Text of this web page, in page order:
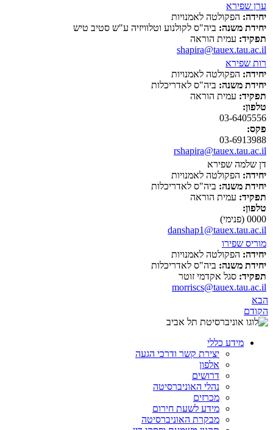
ערן שפירא
יחידה: הפקולטה לאמנויות
יחידת משנה: ביה"ס לקולנוע וטלוויזיה ע"ש סטיב טיש
תפקיד: עמית הוראה
shapira@tauex.tau.ac.il
רות שפירא
יחידה: הפקולטה לאמנויות
יחידת משנה: ביה"ס לאדריכלות
תפקיד: עמית הוראה
טלפון:
03-6405556
פקס:
03-6913988
rshapira@tauex.tau.ac.il
דן שלמה שפירא
יחידה: הפקולטה לאמנויות
יחידת משנה: ביה"ס לאדריכלות
תפקיד: עמית הוראה
טלפון:
0000 (פנימי)
danshap1@tauex.tau.ac.il
מוריס שפירו
יחידה: הפקולטה לאמנויות
יחידת משנה: ביה"ס לאדריכלות
תפקיד: סגל אקדמי זוטר
morriscs@tauex.tau.ac.il
הבא
הקודם
מידע כללי
יצירת קשר ודרכי הגעה
אלפון
דרושים
נהלי האוניברסיטה
מכרזים
מידע לשעת חירום
מבקרת האוניברסיטה